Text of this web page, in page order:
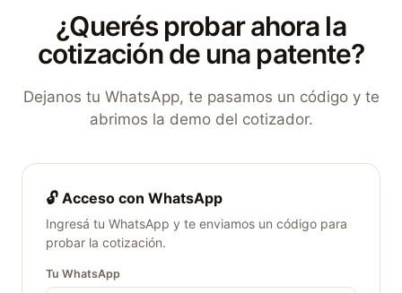
¿Querés probar ahora la
cotización de una patente?
Dejanos tu WhatsApp, te pasamos un código y te
abrimos la demo del cotizador.
🔓 Acceso con WhatsApp
Ingresá tu WhatsApp y te enviamos un código para
probar la cotización.
Tu WhatsApp